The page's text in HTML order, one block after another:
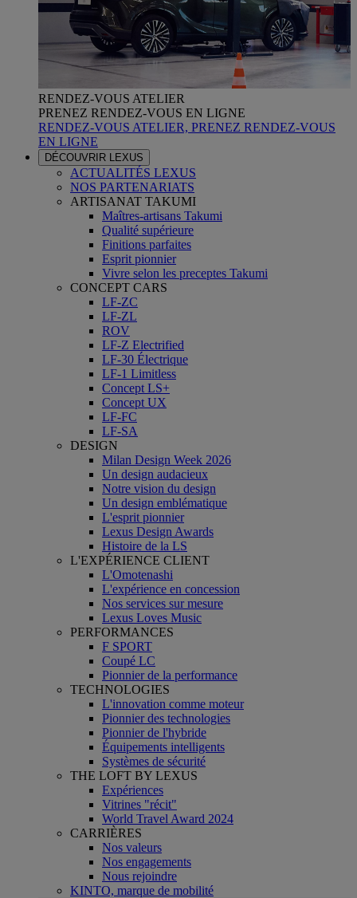
RENDEZ-VOUS ATELIER
PRENEZ RENDEZ-VOUS EN LIGNE
RENDEZ-VOUS ATELIER, PRENEZ RENDEZ-VOUS
EN LIGNE
DÉCOUVRIR LEXUS
ACTUALITÉS LEXUS
NOS PARTENARIATS
ARTISANAT TAKUMI
Maîtres-artisans Takumi
Qualité supérieure
Finitions parfaites
Esprit pionnier
Vivre selon les preceptes Takumi
CONCEPT CARS
LF-ZC
LF-ZL
ROV
LF-Z Electrified
LF-30 Électrique
LF-1 Limitless
Concept LS+
Concept UX
LF-FC
LF-SA
DESIGN
Milan Design Week 2026
Un design audacieux
Notre vision du design
Un design emblématique
L'esprit pionnier
Lexus Design Awards
Histoire de la LS
L'EXPÉRIENCE CLIENT
L'Omotenashi
L'expérience en concession
Nos services sur mesure
Lexus Loves Music
PERFORMANCES
F SPORT
Coupé LC
Pionnier de la performance
TECHNOLOGIES
L'innovation comme moteur
Pionnier des technologies
Pionnier de l'hybride
Équipements intelligents
Systèmes de sécurité
THE LOFT BY LEXUS
Expériences
Vitrines "récit"
World Travel Award 2024
CARRIÈRES
Nos valeurs
Nos engagements
Nous rejoindre
KINTO, marque de mobilité